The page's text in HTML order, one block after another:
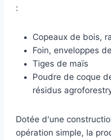
:
Copeaux de bois,
Foin, enveloppes
Tiges de maïs
Poudre de coque
résidus
Dotée d'une
opération simple, la